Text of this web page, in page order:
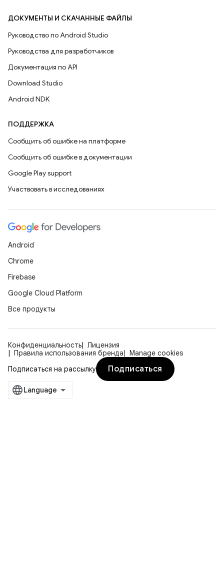
ДОКУМЕНТЫ И СКАЧАННЫЕ ФАЙЛЫ
Руководство по Android Studio
Руководства для разработчиков
Документация по API
Download Studio
Android NDK
ПОДДЕРЖКА
Сообщить об ошибке на платформе
Сообщить об ошибке в документации
Google Play support
Участвовать в исследованиях
Android
Chrome
Firebase
Google Cloud Platform
Все продукты
Конфиденциальность
Лицензия
Правила использования бренда
Manage cookies
Подписаться на рассылку
Подписаться